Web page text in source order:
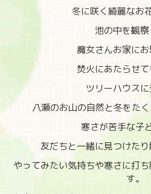
冬に咲く綺麗なお
池の中を観察
魔女さんお家にお
焚火にあたらせて
ツリーハウスに
八瀬のお山の自然と冬をた
寒さが苦手な子
友だちと一緒に見つけた
やってみたい気持ちや寒さに打
す。